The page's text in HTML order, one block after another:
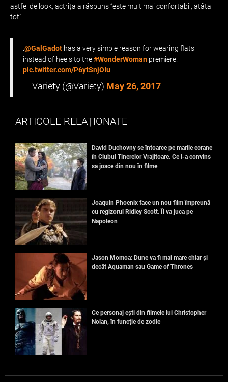
astfel de look, actrița a răspuns ”este mult mai confortabil, atâta
tot”.
@GalGadot has a very simple reason for wearing flats
instead of heels to the#WonderWoman premiere.
pic.twitter.com/P6ytSnjOIu
— Variety (@Variety) May 26, 2017
ARTICOLE RELAȚIONATE
David Duchovny se întoarce pe marile ecrane
în Clubul Tinerelor Vrajitoare. Ce l-a convins
sa joace din nou în filme
Joaquin Phoenix face un nou film împreună
cu regizorul Ridley Scott. Îl va juca pe
Napoleon
Jason Momoa: Dune va fi mai mare chiar și
decât Aquaman sau Game of Thrones
Ce personaj ești din filmele lui Christopher
Nolan, în funcție de zodie